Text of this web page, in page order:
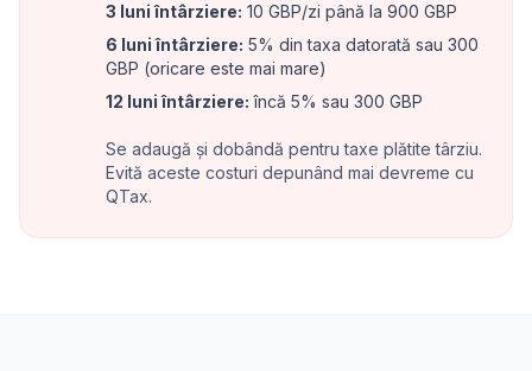
3 luni întârziere: 10 GBP/zi până la 900 GBP
6 luni întârziere: 5% din taxa datorată sau 300
GBP (oricare este mai mare)
12 luni întârziere: încă 5% sau 300 GBP
Se adaugă și dobândă pentru taxe plătite târziu.
Evită aceste costuri depunând mai devreme cu
QTax.